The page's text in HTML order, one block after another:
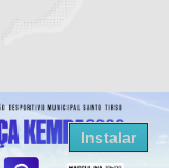
Instalar